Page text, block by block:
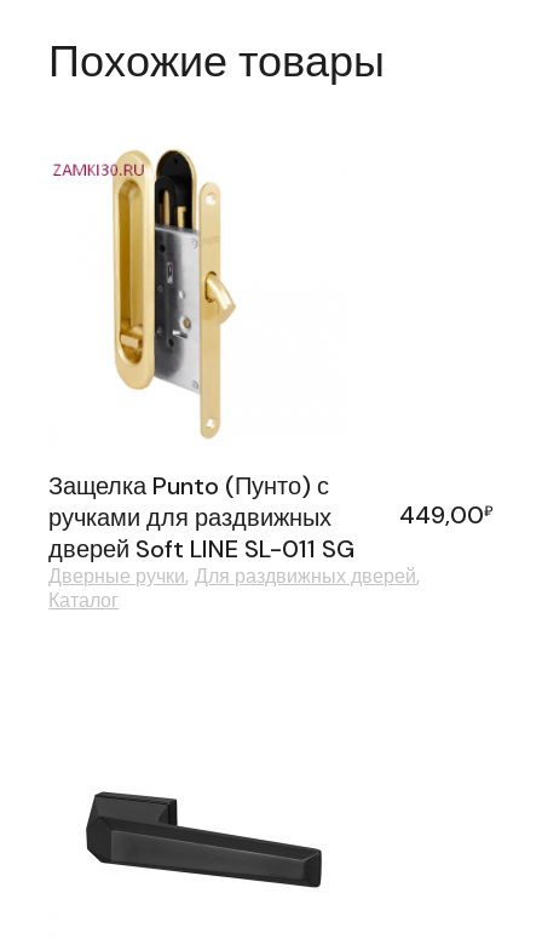
Похожие товары
Защелка Punto (Пунто) с
ручками для раздвижных
дверей Soft LINE SL-011 SG
449,00₽
Дверные ручки Для раздвижных дверей
Каталог